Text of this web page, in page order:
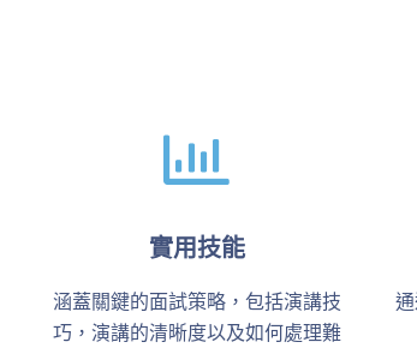
實用技能
涵蓋關鍵的面試策略，包括演講技
巧，演講的清晰度以及如何處理難